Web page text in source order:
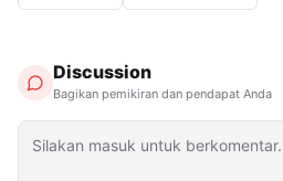
Discussion
Bagikan pemikiran dan pendapat Anda